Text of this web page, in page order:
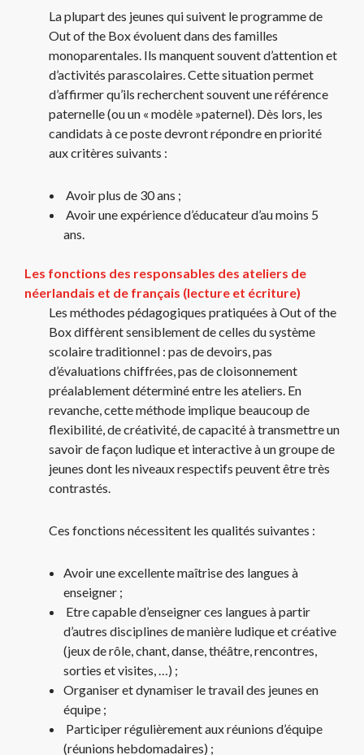
La plupart des jeunes qui suivent le programme de
Out of the Box évoluent dans des familles
monoparentales. Ils manquent souvent d’attention et
d’activités parascolaires. Cette situation permet
d’affirmer qu’ils recherchent souvent une référence
paternelle (ou un « modèle »paternel). Dès lors, les
candidats à ce poste devront répondre en priorité
aux critères suivants :
Avoir plus de 30 ans ;
Avoir une expérience d’éducateur d’au moins 5
ans.
Les fonctions des responsables des ateliers de
néerlandais et de français (lecture et écriture)
Les méthodes pédagogiques pratiquées à Out of the
Box diffèrent sensiblement de celles du système
scolaire traditionnel : pas de devoirs, pas
d’évaluations chiffrées, pas de cloisonnement
préalablement déterminé entre les ateliers. En
revanche, cette méthode implique beaucoup de
flexibilité, de créativité, de capacité à transmettre un
savoir de façon ludique et interactive à un groupe de
jeunes dont les niveaux respectifs peuvent être très
contrastés.
Ces fonctions nécessitent les qualités suivantes :
Avoir une excellente maîtrise des langues à
enseigner ;
Etre capable d’enseigner ces langues à partir
d’autres disciplines de manière ludique et créative
(jeux de rôle, chant, danse, théâtre, rencontres,
sorties et visites, …) ;
Organiser et dynamiser le travail des jeunes en
équipe ;
Participer régulièrement aux réunions d’équipe
(réunions hebdomadaires) ;